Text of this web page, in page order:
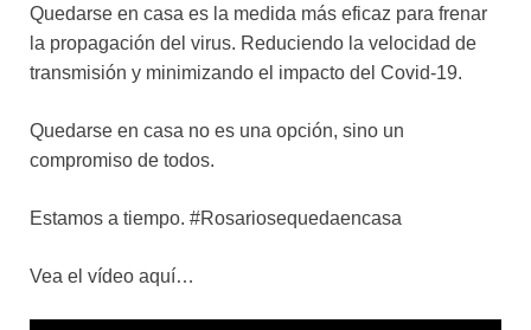
Quedarse en casa es la medida más eficaz para frenar
la propagación del virus. Reduciendo la velocidad de
transmisión y minimizando el impacto del Covid-19.
Quedarse en casa no es una opción, sino un
compromiso de todos.
Estamos a tiempo. #Rosariosequedaencasa
Vea el vídeo aquí…